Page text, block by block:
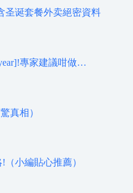
圣诞套餐外卖絕密資料
專家建議咁做…
真相）
小編貼心推薦）